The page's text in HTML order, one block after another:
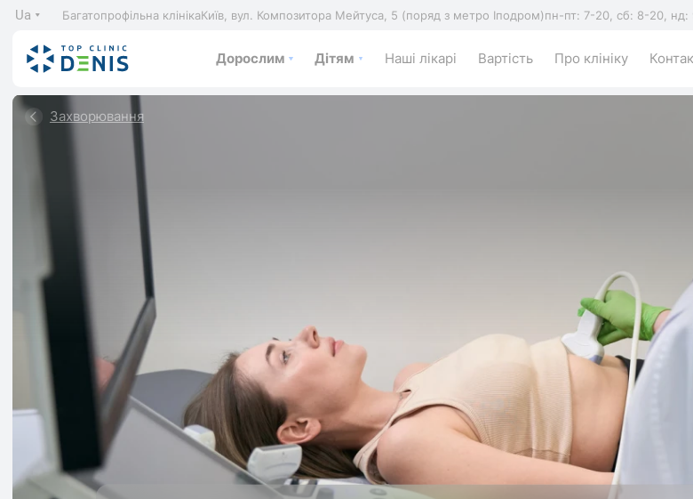
Ua Багатопрофільна клінікаКиїв, вул. Композитора Мейтуса, 5 (поряд з метро Іподром)пн-пт: 7-20, сб: 8-20, нд:
Дорослим Дітям Наші лікарі Вартість Про клініку
Захворювання